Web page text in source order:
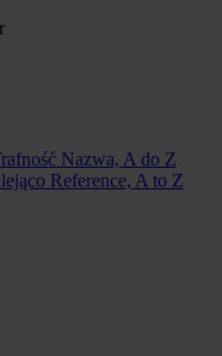
Nazwa, A do Z
Reference, A to Z